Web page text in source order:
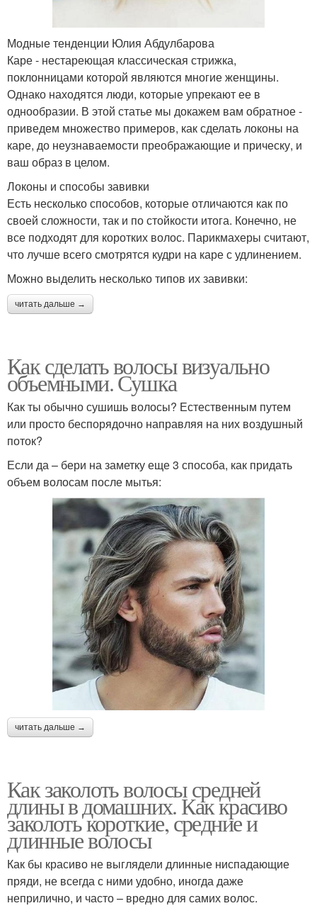
Модные тенденции Юлия Абдулбарова
Каре - нестареющая классическая стрижка,
поклонницами которой являются многие женщины.
Однако находятся люди, которые упрекают ее в
однообразии. В этой статье мы докажем вам обратное -
приведем множество примеров, как сделать локоны на
каре, до неузнаваемости преображающие и прическу, и
ваш образ в целом.
Локоны и способы завивки
Есть несколько способов, которые отличаются как по
своей сложности, так и по стойкости итога. Конечно, не
все подходят для коротких волос. Парикмахеры считают,
что лучше всего смотрятся кудри на каре с удлинением.
Можно выделить несколько типов их завивки:
читать дальше →
Как сделать волосы визуально
объемными. Сушка
Как ты обычно сушишь волосы? Естественным путем
или просто беспорядочно направляя на них воздушный
поток?
Если да – бери на заметку еще 3 способа, как придать
объем волосам после мытья:
читать дальше →
Как заколоть волосы средней
длины в домашних. Как красиво
заколоть короткие, средние и
длинные волосы
Как бы красиво не выглядели длинные ниспадающие
пряди, не всегда с ними удобно, иногда даже
неприлично, и часто – вредно для самих волос.